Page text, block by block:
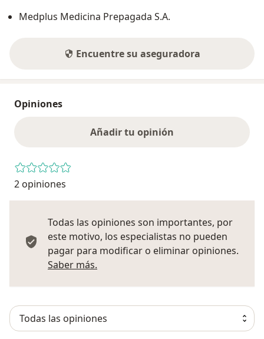
Medplus Medicina Prepagada S.A.
Encuentre su aseguradora
Opiniones
Añadir tu opinión
2 opiniones
Todas las opiniones son importantes, por
este motivo, los especialistas no pueden
pagar para modificar o eliminar opiniones.
Saber más.